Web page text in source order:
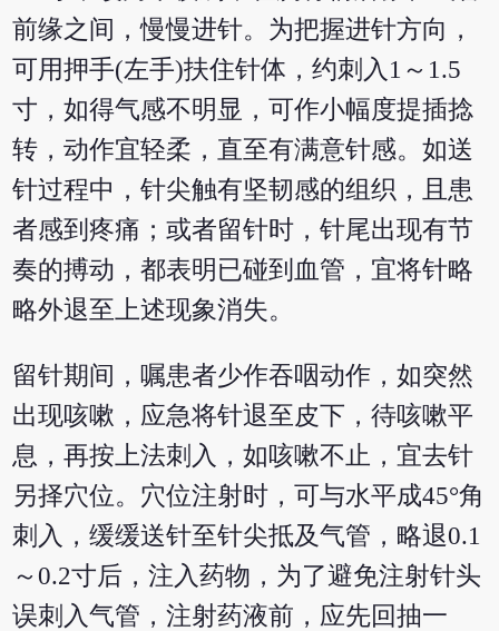
前缘之间，慢慢进针。为把握进针方向，
可用押手(左手)扶住针体，约刺入1～1.5
寸，如得气感不明显，可作小幅度提插捻
转，动作宜轻柔，直至有满意针感。如送
针过程中，针尖触有坚韧感的组织，且患
者感到疼痛；或者留针时，针尾出现有节
奏的搏动，都表明已碰到血管，宜将针略
略外退至上述现象消失。
留针期间，嘱患者少作吞咽动作，如突然
出现咳嗽，应急将针退至皮下，待咳嗽平
息，再按上法刺入，如咳嗽不止，宜去针
另择穴位。穴位注射时，可与水平成45°角
刺入，缓缓送针至针尖抵及气管，略退0.1
～0.2寸后，注入药物，为了避免注射针头
误刺入气管，注射药液前，应先回抽一